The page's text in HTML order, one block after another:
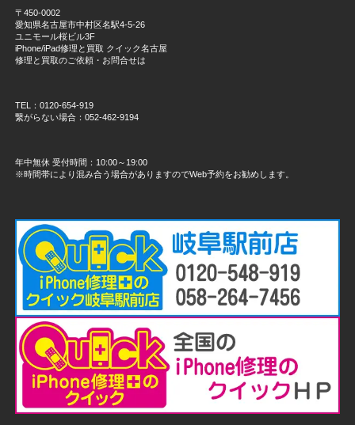
〒450-0002
愛知県名古屋市中村区名駅4-5-26
ユニモール桜ビル3F
iPhone/iPad修理と買取 クイック名古屋
修理と買取のご依頼・お問合せは
TEL：0120-654-919
繋がらない場合：052-462-9194
年中無休 受付時間：10:00～19:00
※時間帯により混み合う場合がありますのでWeb予約をお勧めします。